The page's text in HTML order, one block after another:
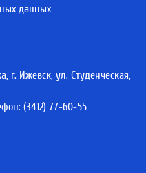
данных
г. Ижевск, ул. Студенческая,
(3412) 77-60-55